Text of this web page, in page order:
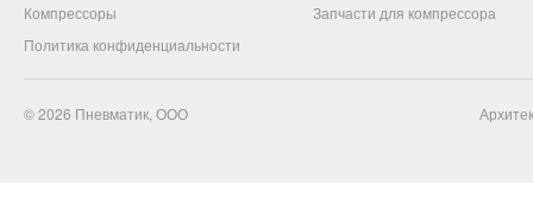
Компрессоры
Запчасти для компрессора
Политика конфиденциальности
© 2026 Пневматик, ООО